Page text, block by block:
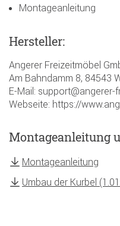
Montageanleitung
Hersteller:
Angerer Freizeitmöbel
Am Bahndamm 8, 84543
E-Mail: support@angerer-
Webseite: https://
Montageanleitung
Montageanleitung
Umbau der Kurbel